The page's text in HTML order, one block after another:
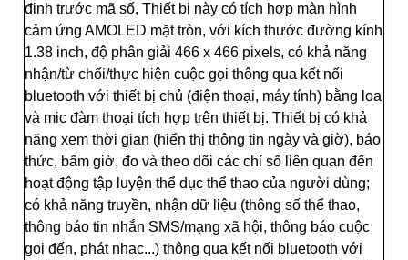
định trước mã số, Thiết bị này có tích hợp màn hình
cảm ứng AMOLED mặt tròn, với kích thước đường kính
1.38 inch, độ phân giải 466 x 466 pixels, có khả năng
nhận/từ chối/thực hiện cuộc gọi thông qua kết nối
bluetooth với thiết bị chủ (điện thoại, máy tính) bằng loa
và mic đàm thoại tích hợp trên thiết bị. Thiết bị có khả
năng xem thời gian (hiển thị thông tin ngày và giờ), báo
thức, bấm giờ, đo và theo dõi các chỉ số liên quan đến
hoạt động tập luyện thể dục thể thao của người dùng;
có khả năng truyền, nhận dữ liệu (thông số thể thao,
thông báo tin nhắn SMS/mạng xã hội, thông báo cuộc
gọi đến, phát nhạc...) thông qua kết nối bluetooth với